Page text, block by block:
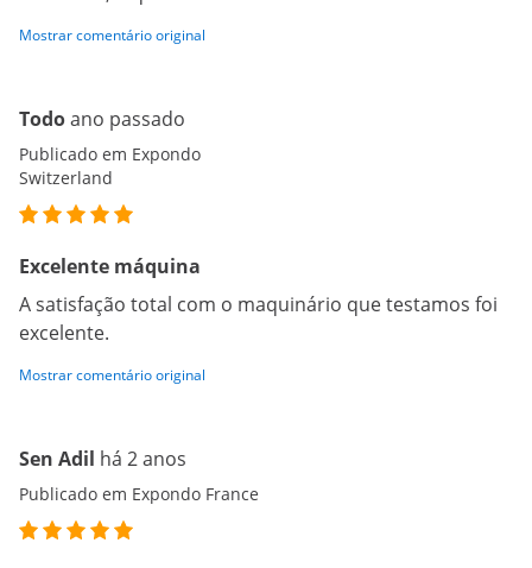
Mostrar comentário original
Todoano passado
Publicado em Expondo
Switzerland
Excelente máquina
A satisfação total com o maquinário que testamos foi
excelente.
Mostrar comentário original
Sen Adil há 2 anos
Publicado em Expondo France